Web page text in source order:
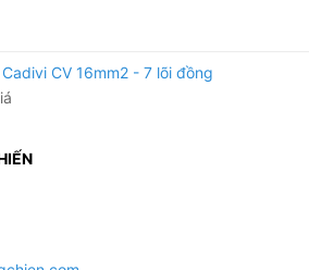
CV 16mm2 - 7 lõi đồng